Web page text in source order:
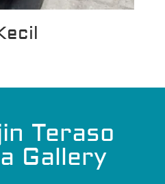
Teraso
Gallery